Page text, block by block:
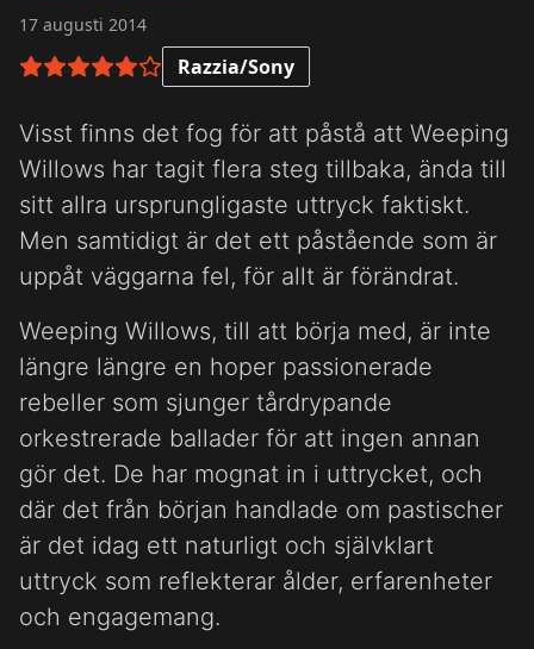
17 augusti 2014
5 av 6 i betyg Razzia/Sony
Visst finns det fog för att påstå att Weeping
Willows har tagit flera steg tillbaka, ända till
sitt allra ursprungligaste uttryck faktiskt.
Men samtidigt är det ett påstående som är
uppåt väggarna fel, för allt är förändrat.
Weeping Willows, till att börja med, är inte
längre längre en hoper passionerade
rebeller som sjunger tårdrypande
orkestrerade ballader för att ingen annan
gör det. De har mognat in i uttrycket, och
där det från början handlade om pastischer
är det idag ett naturligt och självklart
uttryck som reflekterar ålder, erfarenheter
och engagemang.